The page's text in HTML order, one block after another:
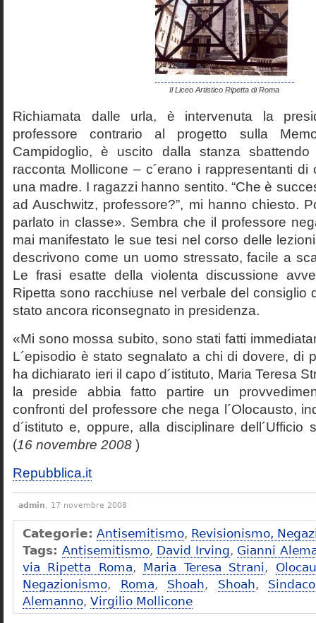
Il Liceo Artistico Ripetta di Roma
Richiamata dalle urla, è intervenuta la
professore contrario al progetto sulla
Campidoglio, è uscito dalla stanza
racconta Mollicone – c´erano i rappresentanti
una madre. I ragazzi hanno sentito. “Che è
ad Auschwitz, professore?”, mi hanno chiesto.
parlato in classe». Sembra che il professore
mai manifestato le sue tesi nel corso delle
descrivono come un uomo stressato, facile a
Le frasi esatte della violenta discussione
Ripetta sono racchiuse nel verbale del consiglio
stato ancora riconsegnato in presidenza.
«Mi sono mossa subito, sono stati fatti
L´episodio è stato segnalato a chi di dovere, di
ha dichiarato ieri il capo d´istituto, Maria Teresa
la preside abbia fatto partire un
confronti del professore che nega l´Olocausto,
d´istituto e, oppure, alla disciplinare dell´Ufficio
(16 novembre 2008 )
Repubblica.it
admin, 17 novembre 2008
Categorie: Antisemitismo, Revisionismo,
Tags: Antisemitismo, David Irving, Gianni
via Ripetta Roma, Maria Teresa Strani,
Negazionismo, Roma, Shoah, Shoah,
Alemanno, Virgilio Mollicone